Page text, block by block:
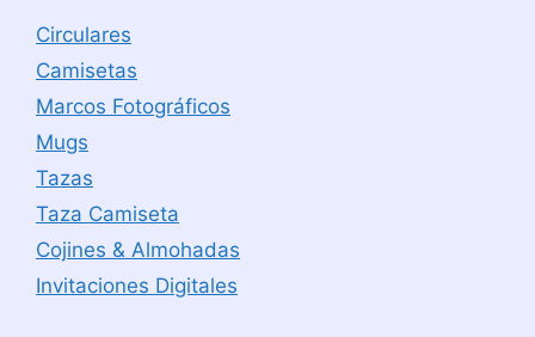
Circulares
Camisetas
Marcos Fotográficos
Mugs
Tazas
Taza Camiseta
Cojines & Almohadas
Invitaciones Digitales